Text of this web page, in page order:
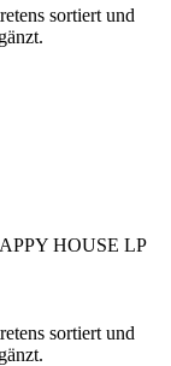
sortiert und
.
HOUSE LP
sortiert und
.